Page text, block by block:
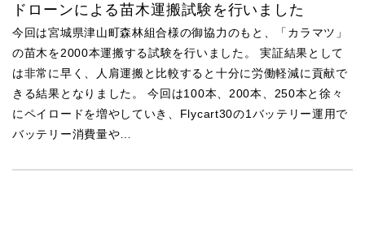
ドローンによる苗木運搬試験を行いました
今回は宮城県津山町森林組合様の御協力のもと、「カラマツ」
の苗木を2000本運搬する試験を行いました。 実証結果として
は非常に早く、人肩運搬と比較すると十分に労働軽減に貢献で
きる結果となりました。 今回は100本、200本、250本と徐々
にペイロードを増やしていき、Flycart30の1バッテリー運用で
バッテリー消費量や…